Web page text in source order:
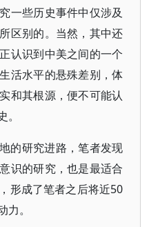
一些历史事件中仅涉及
区别的。当然，其中还
认识到中美之间的一个
活水平的悬殊差别，体
和其根源，便不可能认
的研究进路，笔者发现
识的研究，也是最适合
形成了笔者之后将近50
。